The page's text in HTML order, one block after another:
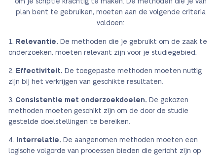
om je scriptie krachtig te maken. De methoden die je van
plan bent te gebruiken, moeten aan de volgende criteria
voldoen:
Relevantie. De methoden die je gebruikt om de zaak te
onderzoeken, moeten relevant zijn voor je studiegebied.
Effectiviteit. De toegepaste methoden moeten nuttig
zijn bij het verkrijgen van geschikte resultaten.
Consistentie met onderzoekdoelen. De gekozen
methoden moeten geschikt zijn om de door de studie
gestelde doelstellingen te bereiken.
Interrelatie. De aangenomen methoden moeten een
logische volgorde van processen bieden die gericht zijn op